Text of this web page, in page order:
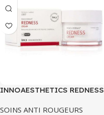
INNOAESTHETICS REDNESS
SOINS ANTI ROUGEURS